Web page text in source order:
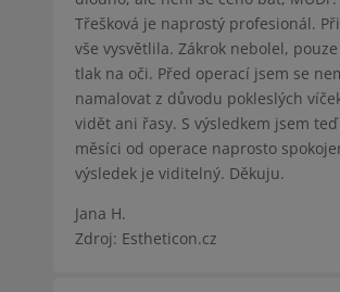
Třešková je naprostý profesionál.
vše vysvětlila. Zákrok nebolel,
tlak na oči. Před operací jsem se
namalovat z důvodu pokleslých
vidět ani řasy. S výsledkem jsem
měsíci od operace naprosto
výsledek je viditelný. Děkuju.
Jana H.
Zdroj: Estheticon.cz